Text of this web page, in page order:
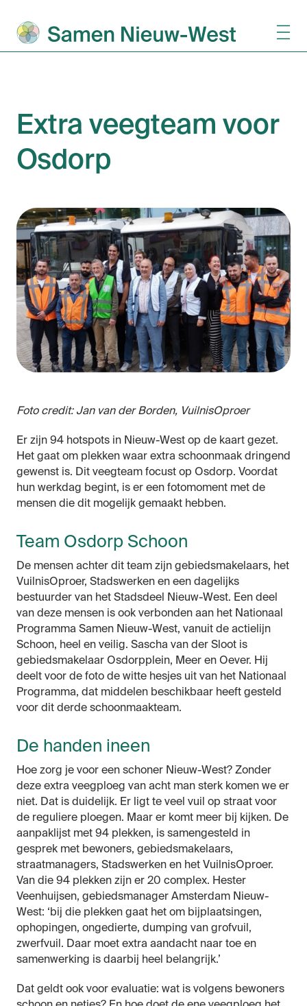
Extra veegteam voor
Osdorp
Foto credit: Jan van der Borden, VuilnisOproer
Er zijn 94 hotspots in Nieuw-West op de kaart gezet.
Het gaat om plekken waar extra schoonmaak dringend
gewenst is. Dit veegteam focust op Osdorp. Voordat
hun werkdag begint, is er een fotomoment met de
mensen die dit mogelijk gemaakt hebben.
Team Osdorp Schoon
De mensen achter dit team zijn gebiedsmakelaars, het
VuilnisOproer, Stadswerken en een dagelijks
bestuurder van het Stadsdeel Nieuw-West. Een deel
van deze mensen is ook verbonden aan het Nationaal
Programma Samen Nieuw-West, vanuit de actielijn
Schoon, heel en veilig. Sascha van der Sloot is
gebiedsmakelaar Osdorpplein, Meer en Oever. Hij
deelt voor de foto de witte hesjes uit van het Nationaal
Programma, dat middelen beschikbaar heeft gesteld
voor dit derde schoonmaakteam.
De handen ineen
Hoe zorg je voor een schoner Nieuw-West? Zonder
deze extra veegploeg van acht man sterk komen we er
niet. Dat is duidelijk. Er ligt te veel vuil op straat voor
de reguliere ploegen. Maar er komt meer bij kijken. De
aanpaklijst met 94 plekken, is samengesteld in
gesprek met bewoners, gebiedsmakelaars,
straatmanagers, Stadswerken en het VuilnisOproer.
Van die 94 plekken zijn er 20 complex. Hester
Veenhuijsen, gebiedsmanager Amsterdam Nieuw-
West: ‘bij die plekken gaat het om bijplaatsingen,
ophopingen, ongedierte, dumping van grofvuil,
zwerfvuil. Daar moet extra aandacht naar toe en
samenwerking is daarbij heel belangrijk.’
Dat geldt ook voor evaluatie: wat is volgens bewoners